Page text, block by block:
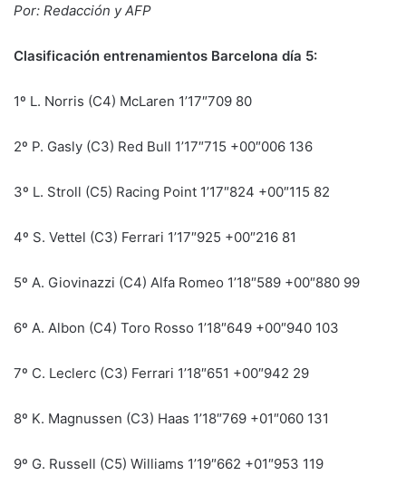
Por: Redacción y AFP
Clasificación entrenamientos Barcelona día 5:
1º L. Norris (C4) McLaren 1’17″709 80
2º P. Gasly (C3) Red Bull 1’17″715 +00″006 136
3º L. Stroll (C5) Racing Point 1’17″824 +00″115 82
4º S. Vettel (C3) Ferrari 1’17″925 +00″216 81
5º A. Giovinazzi (C4) Alfa Romeo 1’18″589 +00″880 99
6º A. Albon (C4) Toro Rosso 1’18″649 +00″940 103
7º C. Leclerc (C3) Ferrari 1’18″651 +00″942 29
8º K. Magnussen (C3) Haas 1’18″769 +01″060 131
9º G. Russell (C5) Williams 1’19″662 +01″953 119